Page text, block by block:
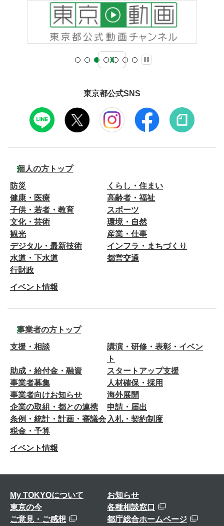
東京都公式SNS
個人の方トップ
防災
くらし・住まい
健康・医療
高齢者・福祉
子供・若者・教育
スポーツ
文化・芸術
環境・自然
観光
産業・仕事
デジタル・最新技術
インフラ・まちづくり
水道・下水道
都営交通
行財政
イベント情報
事業者の方トップ
支援・相談
講演・研修・表彰・イベン
ト
助成・給付金・融資
スタートアップ支援
事業者募集
人材確保・採用
事業者向けお知らせ
海外展開
企業の取組・都との連携
申請・届出
条例・統計・計画・審議会 入札・契約制度
税金・予算
イベント情報
My TOKYOについて
お知らせ
東京の今
各種相談窓口
ご意見・ご感想
都庁総合ホームページ